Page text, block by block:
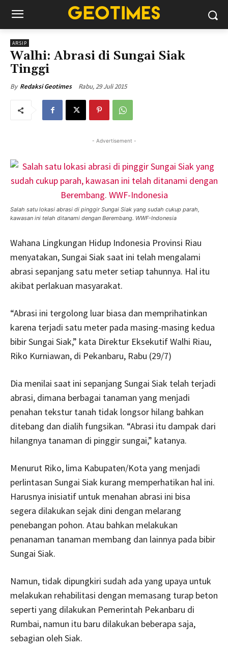
ARSIP
Walhi: Abrasi di Sungai Siak
Tinggi
By Redaksi Geotimes Rabu, 29 Juli 2015
- Advertisement -
Salah satu lokasi abrasi di pinggir Sungai Siak yang sudah cukup parah,
kawasan ini telah ditanami dengan Berembang. WWF-Indonesia
Wahana Lingkungan Hidup Indonesia Provinsi Riau
menyatakan, Sungai Siak saat ini telah mengalami
abrasi sepanjang satu meter setiap tahunnya. Hal itu
akibat perlakuan masyarakat.
“Abrasi ini tergolong luar biasa dan memprihatinkan
karena terjadi satu meter pada masing-masing kedua
bibir Sungai Siak,” kata Direktur Eksekutif Walhi Riau,
Riko Kurniawan, di Pekanbaru, Rabu (29/7)
Dia menilai saat ini sepanjang Sungai Siak telah terjadi
abrasi, dimana berbagai tanaman yang menjadi
penahan tekstur tanah tidak longsor hilang bahkan
ditebang dan dialih fungsikan. “Abrasi itu dampak dari
hilangnya tanaman di pinggir sungai,” katanya.
Menurut Riko, lima Kabupaten/Kota yang menjadi
perlintasan Sungai Siak kurang memperhatikan hal ini.
Harusnya inisiatif untuk menahan abrasi ini bisa
segera dilakukan sejak dini dengan melarang
penebangan pohon. Atau bahkan melakukan
penanaman tanaman membang dan lainnya pada bibir
Sungai Siak.
Namun, tidak dipungkiri sudah ada yang upaya untuk
melakukan rehabilitasi dengan memasang turap beton
seperti yang dilakukan Pemerintah Pekanbaru di
Rumbai, namun itu baru dilakukan beberapa saja,
sebagian oleh Siak.